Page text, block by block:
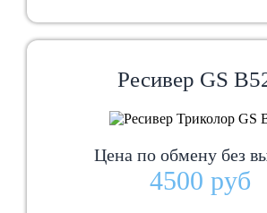
Ресивер GS
Цена по обмену без
4500 руб